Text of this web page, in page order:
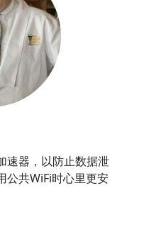
速器，以防止数据泄
公共WiFi时心里更安